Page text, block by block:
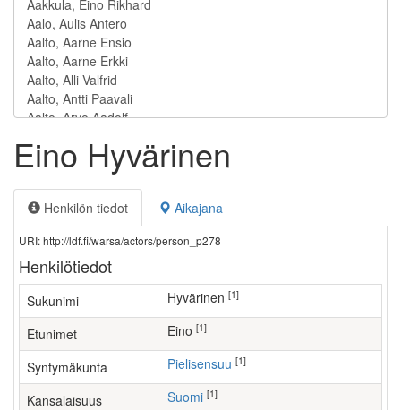
Eino Hyvärinen
Henkilön tiedot Aikajana
URI: http://ldf.fi/warsa/actors/person_p278
Henkilötiedot
Sukunimi Hyvärinen [1]
Etunimet Eino [1]
Syntymäkunta Pielisensuu [1]
Kansalaisuus Suomi [1]